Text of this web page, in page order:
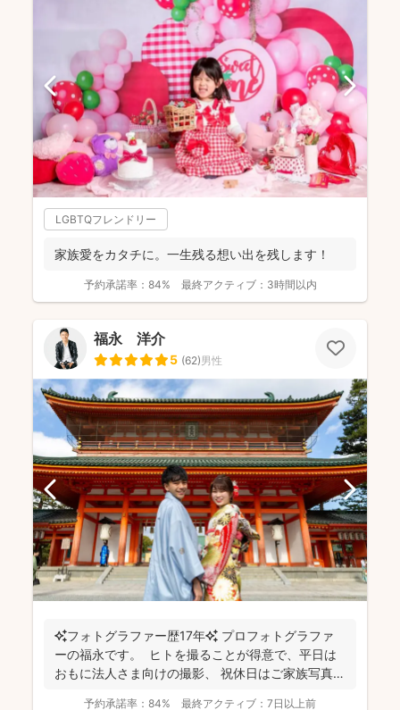
LGBTQフレンドリー
家族愛をカタチに。一生残る想い出を残します！
予約承諾率： 84% 最終アクティブ： 3時間以内
福永 洋介
5 (62)男性
✨フォトグラファー歴17年✨ プロフォトグラファ
ーの福永です。 ヒトを撮ることが得意で、平日は
おもに法人さま向けの撮影、 祝休日はご家族写真や
予約承諾率： 84% 最終アクティブ： 7日以上前